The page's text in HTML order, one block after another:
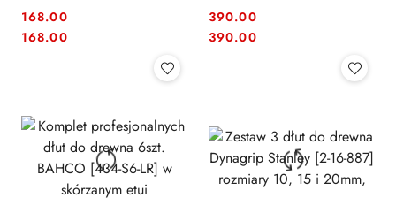
Cena:
168.00
Cena:
168.00 Cena:
390.00
Cena:
390.00